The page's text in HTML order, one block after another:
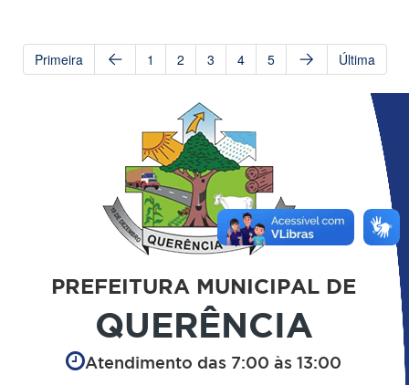
Primeira 1 2 3 4 5 Última
PREFEITURA MUNICIPAL DE
QUERÊNCIA
Atendimento das 7:00 às 13:00